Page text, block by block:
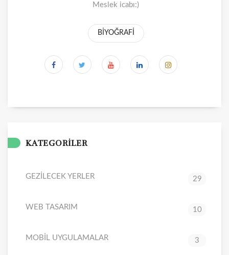
Meslek icabı:)
BİYOĞRAFİ
KATEGORİLER
GEZİLECEK YERLER 29
WEB TASARIM 10
MOBİL UYGULAMALAR 3